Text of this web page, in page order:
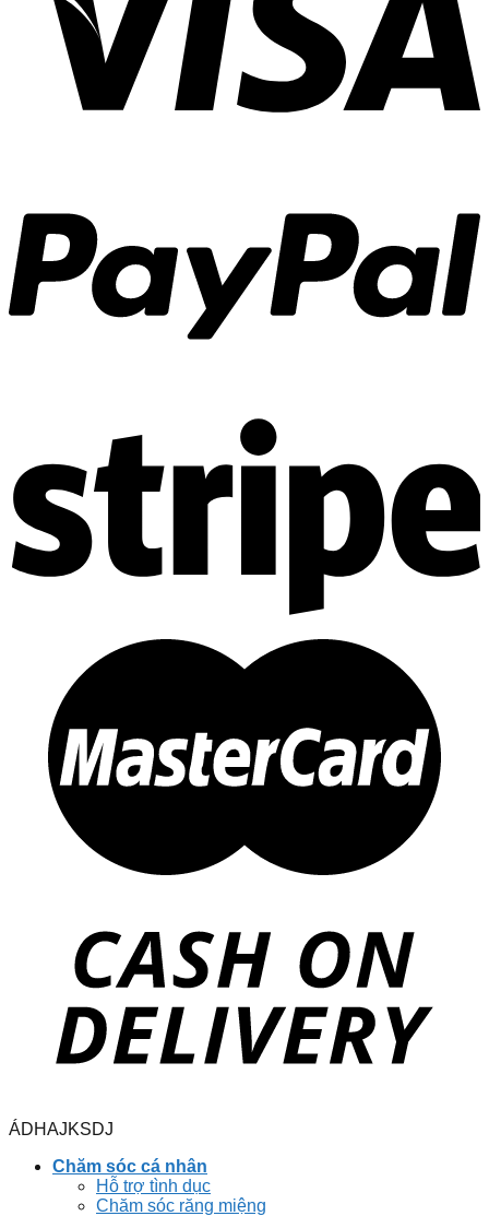
ÁDHAJKSDJ
Chăm sóc cá nhân
Hỗ trợ tình dục
Chăm sóc răng miệng